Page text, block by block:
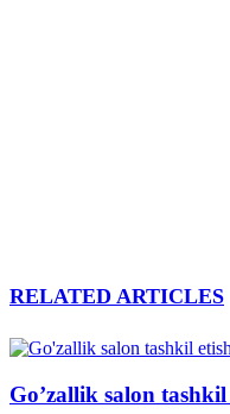
RELATED ARTICLES
Go’zallik salon